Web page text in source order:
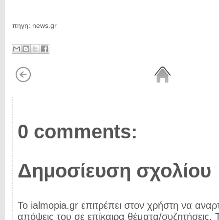
πηγη: news.gr
0 comments:
Δημοσίευση σχολίου
Το ialmopia.gr επιτρέπει στον χρήστη να
απόψεις του σε επίκαιρα θέματα/συζητήσεις.